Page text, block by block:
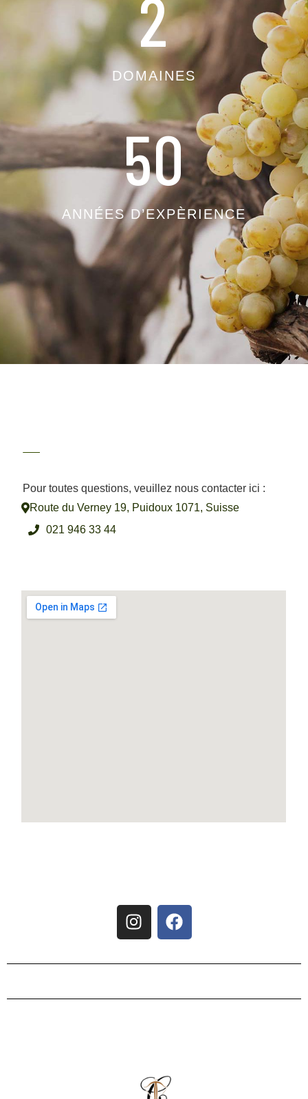
50
ANNÉES D’EXPÈRIENCE
2
DOMAINES
Pour toutes questions, veuillez nous contacter ici :
Route du Verney 19, Puidoux 1071, Suisse
021 946 33 44